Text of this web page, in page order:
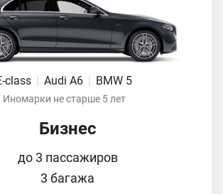
class | Audi A6 | BMW 5
Иномарки не старше 5 лет
Бизнес
до 3 пассажиров
3 багажа